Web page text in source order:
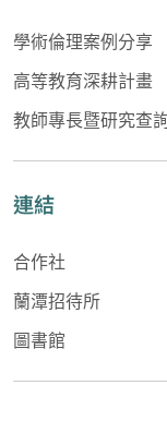
學術倫理案例分享
高等教育深耕計畫
教師專長暨研究查
連結
合作社
蘭潭招待所
圖書館